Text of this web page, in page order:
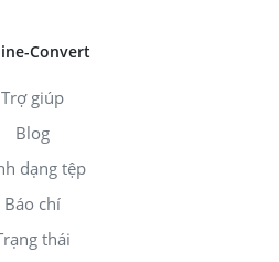
Convert
Trợ giúp
Blog
dạng tệp
Báo chí
thái